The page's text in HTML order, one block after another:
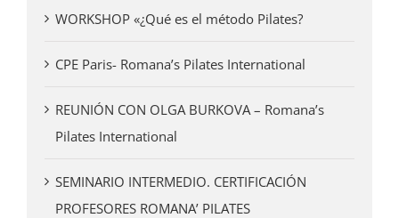
WORKSHOP «¿Qué es el método Pilates?
CPE Paris- Romana’s Pilates International
REUNIÓN CON OLGA BURKOVA – Romana’s
Pilates International
SEMINARIO INTERMEDIO. CERTIFICACIÓN
PROFESORES ROMANA’ PILATES